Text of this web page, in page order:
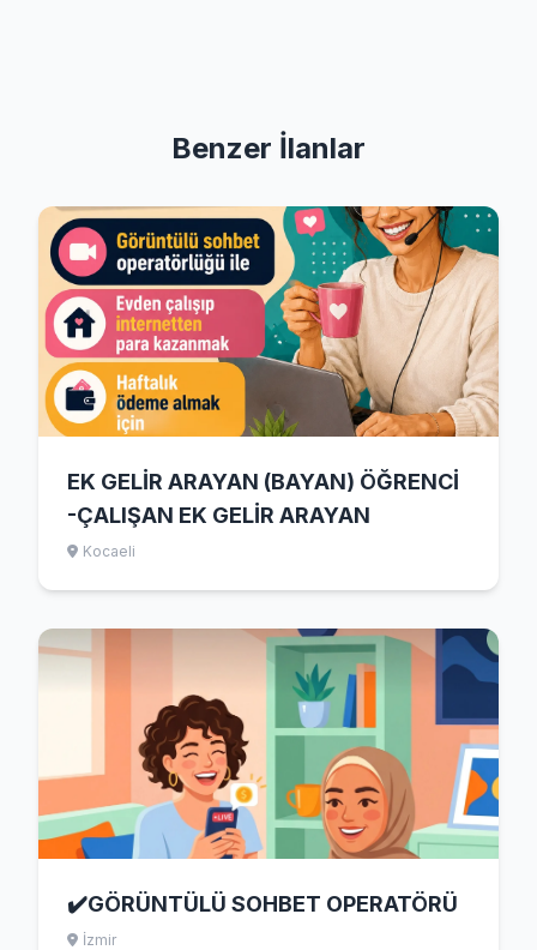
Benzer İlanlar
EK GELİR ARAYAN (BAYAN) ÖĞRENCİ
-ÇALIŞAN EK GELİR ARAYAN
Kocaeli
✔️GÖRÜNTÜLÜ SOHBET OPERATÖRÜ
İzmir